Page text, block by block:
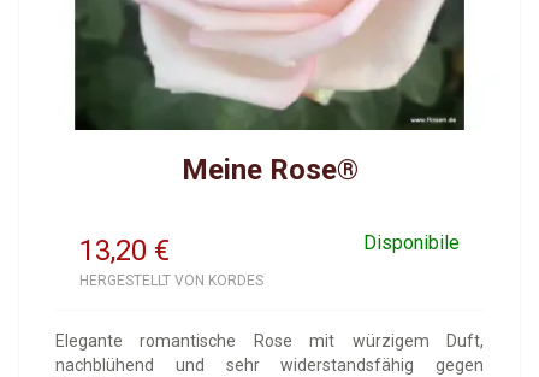
Meine Rose®
13,20 Disponibile
€
HERGESTELLT VON KORDES
Elegante romantische Rose mit würzigem Duft,
nachblühend und sehr widerstandsfähig gegen